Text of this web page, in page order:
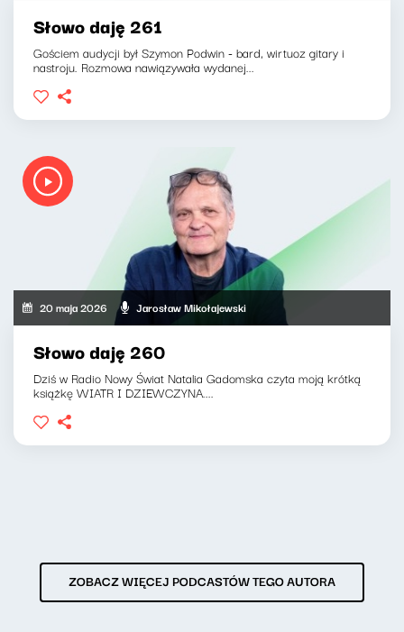
Słowo daję 261
Gościem audycji był Szymon Podwin - bard, wirtuoz gitary i
nastroju. Rozmowa nawiązywała wydanej...
20 maja 2026 Jarosław Mikołajewski
Słowo daję 260
Dziś w Radio Nowy Świat Natalia Gadomska czyta moją krótką
książkę WIATR I DZIEWCZYNA....
ZOBACZ WIĘCEJ PODCASTÓW TEGO AUTORA